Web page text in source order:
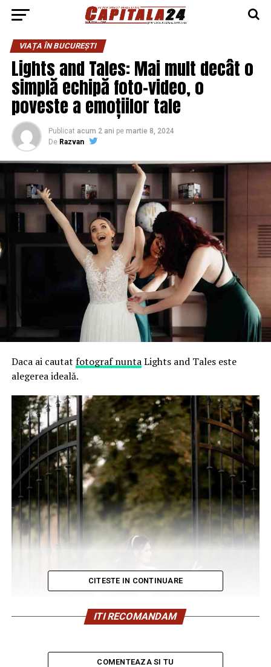
VIAȚA ÎN BUCUREȘTI
Lights and Tales: Mai mult decât o
simplă echipă foto-video, o
poveste a emoțiilor tale
Publicat acum 2 ani pe martie 8, 2024
De Razvan
Daca ai cautat fotograf nuntaLights and Tales este
alegerea ideală.
CITESTE IN CONTINUARE
ITI RECOMANDAM
COMENTEAZA SI TU